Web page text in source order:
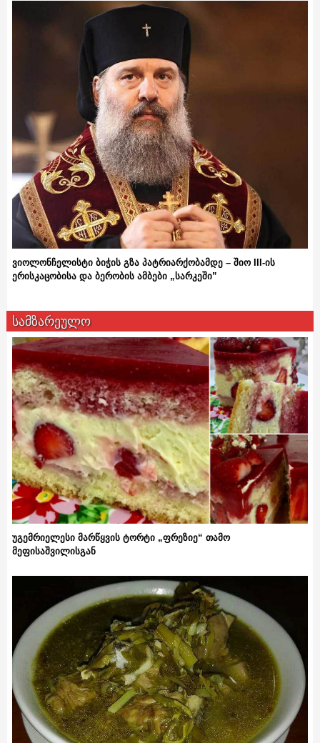
ვიოლონჩელისტი ბიჭის გზა პატრიარქობამდე – შიო III-ის
ერისკაცობისა და ბერობის ამბები „სარკეში”
სამზარეულო
უგემრიელესი მარწყვის ტორტი „ფრეზიე“ თამო
მეფისაშვილისგან